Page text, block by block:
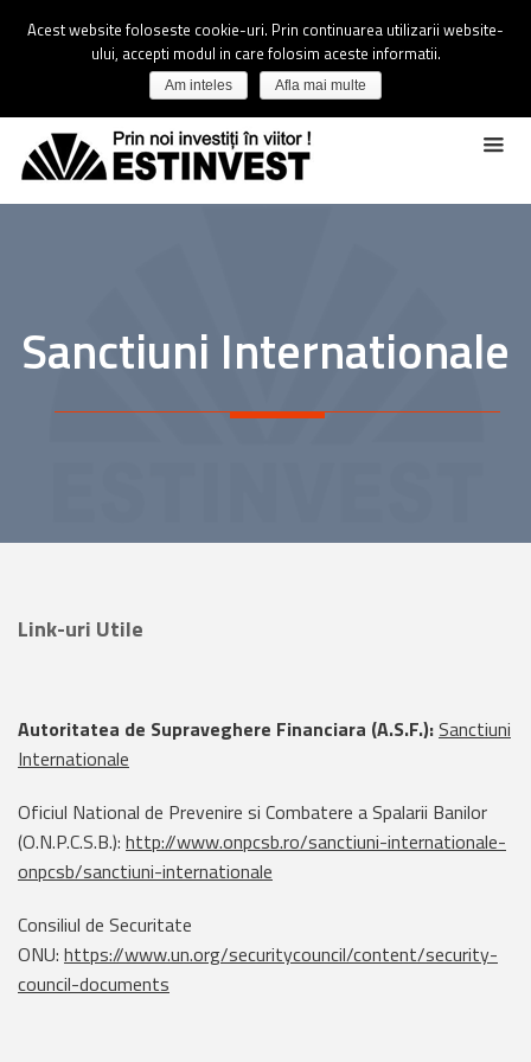
Sanctiuni Internationale
Link-uri Utile
Autoritatea de Supraveghere Financiara (A.S.F.):Sanctiuni
Internationale
Oficiul National de Prevenire si Combatere a Spalarii Banilor
(O.N.P.C.S.B.): http://www.onpcsb.ro/sanctiuni-internationale-
onpcsb/sanctiuni-internationale
Consiliul de Securitate
ONU: https://www.un.org/securitycouncil/content/security-
council-documents
Acest website foloseste cookie-uri. Prin continuarea utilizarii website-
ului, accepti modul in care folosim aceste informatii.
Am inteles Afla mai multe